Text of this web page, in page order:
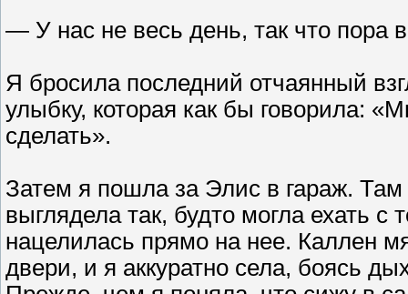
— У нас не весь день, так что пора
Я бросила последний отчаянный
улыбку, которая как бы говорила:
сделать».
Затем я пошла за Элис в гараж.
выглядела так, будто могла ехать
нацелилась прямо на нее. Каллен
двери, и я аккуратно села, боясь